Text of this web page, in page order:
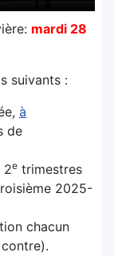
mardi 28
suivants :
à
de
e trimestres
2025-
chacun